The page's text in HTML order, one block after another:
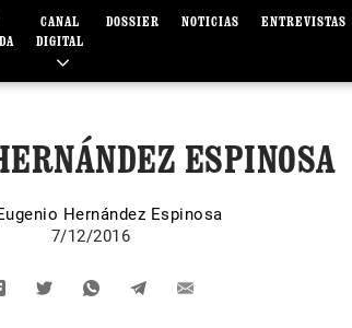
CANAL
DIGITAL
DOSSIER NOTICIAS ENTREVISTAS
ESPINOSA
Hernández Espinosa
7/12/2016